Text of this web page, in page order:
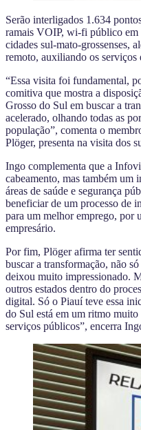
Serão interligados 1.634
ramais VOIP, wi-fi público em
cidades sul-mato-grossenses,
remoto, auxiliando os serviços
“Essa visita foi fundamental,
comitiva que mostra a
Grosso do Sul em buscar a
acelerado, olhando todas as
população”, comenta o
Plöger, presenta na visita dos
Ingo complementa que a
cabeamento, mas também um
áreas de saúde e segurança
beneficiar de um processo de
para um melhor emprego, por
empresário.
Por fim, Plöger afirma ter
buscar a transformação, não
deixou muito impressionado.
outros estados dentro do
digital. Só o Piauí teve essa
do Sul está em um ritmo
serviços públicos”, encerra